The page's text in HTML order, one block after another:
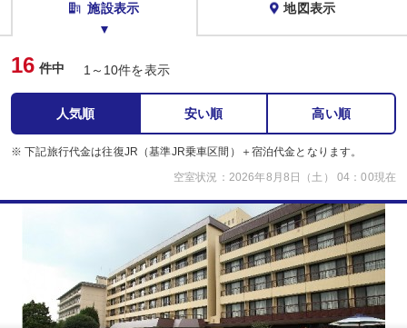
施設表示 地図表示
16 件中 1～10件を表示
人気順 安い順 高い順
※ 下記旅行代金は往復JR（基準JR乗車区間）＋宿泊代金となります。
空室状況：2026年8月8日（土） 04：00現在